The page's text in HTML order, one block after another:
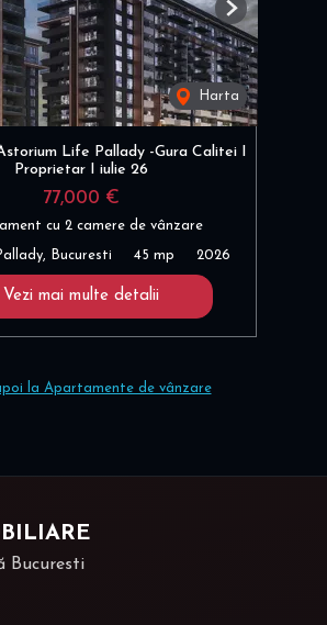
Harta
Next
Life Pallady -Gura Calitei I
Proprietar I iulie 26
77,000 €
cu 2 camere de vânzare
Bucuresti 45 mp 2026
Vezi mai multe detalii
la Apartamente de vânzare
Bucuresti